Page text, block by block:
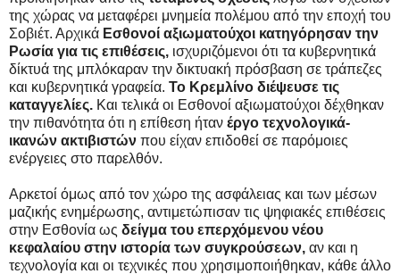
της χώρας να μεταφέρει μνημεία πολέμου από την εποχή του
Σοβιέτ. Αρχικά Εσθονοί αξιωματούχοι κατηγόρησαν την
Ρωσία για τις επιθέσεις, ισχυριζόμενοι ότι τα κυβερνητικά
δίκτυά της μπλόκαραν την δικτυακή πρόσβαση σε τράπεζες
και κυβερνητικά γραφεία. Το Κρεμλίνο διέψευσε τις
καταγγελίες. Και τελικά οι Εσθονοί αξιωματούχοι δέχθηκαν
την πιθανότητα ότι η επίθεση ήταν έργο τεχνολογικά-
ικανών ακτιβιστών που είχαν επιδοθεί σε παρόμοιες
ενέργειες στο παρελθόν.
Αρκετοί όμως από τον χώρο της ασφάλειας και των μέσων
μαζικής ενημέρωσης, αντιμετώπισαν τις ψηφιακές επιθέσεις
στην Εσθονία ως δείγμα του επερχόμενου νέου
κεφαλαίου στην ιστορία των συγκρούσεων, αν και η
τεχνολογία και οι τεχνικές που χρησιμοποιήθηκαν, κάθε άλλο